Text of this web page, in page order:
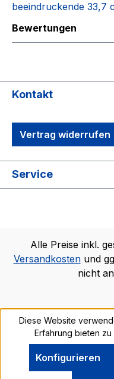
beeindruckende 33,7
Bewertungen
Kontakt
Vertrag widerrufen
Service
Alle Preise inkl.
Versandkostenund
nicht
Diese Website
Erfahrung bieten zu
Konfigurieren